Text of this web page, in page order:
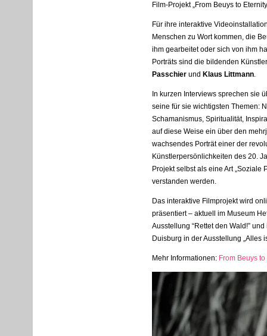
Film-Projekt „From Beuys to
Für ihre interaktive
Menschen zu Wort kommen, die
ihm gearbeitet oder sich von ihm
Porträts sind die bildenden
Passchier und Klaus Littmann.
In kurzen Interviews sprechen sie
seine für sie wichtigsten Themen:
Schamanismus, Spiritualität,
auf diese Weise ein über den
wachsendes Porträt einer der
Künstlerpersönlichkeiten des 20.
Projekt selbst als eine Art „Soziale
verstanden werden.
Das interaktive Filmprojekt wird
präsentiert – aktuell im Museum
Ausstellung “Rettet den Wald!”
Duisburg in der Ausstellung „Alles
Mehr Informationen: From Beuys